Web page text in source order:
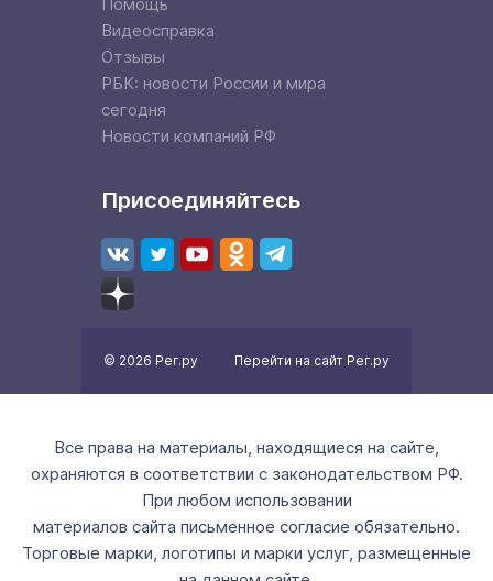
Видеосправка
Отзывы
РБК: новости России и мира
сегодня
Новости компаний РФ
Присоединяйтесь
© 2026 Рег.ру Перейти на сайт Рег.ру
Все права на материалы, находящиеся на сайте,
охраняются в соответствии с законодательством РФ.
При любом использовании
материалов сайта письменное согласие обязательно.
Торговые марки, логотипы и марки услуг, размещенные